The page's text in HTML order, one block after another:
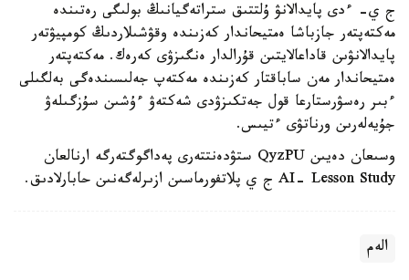
ج ي- ءدى پايدالانۋ ۇلتتىق ستراتەگيانىڭ بولىگى رەتىندە
مەكتەپتەر جازباشا ەمتيحاندار كەزىندە وقۋشىلاردىڭ كومپيۋتەر
پايدالانۋىن قاداعالايتىن قۇرالدار ەنگىزۋى كەرەك. مەكتەپتەر
ەمتيحاندار مەن ساباقتار كەزىندە مەكتەپ جەلىسىندەگى بەلگىلى
ءبىر رەسۋرستارعا قول جەتكىزۋدى شەكتەۋ ءۇشىن سۇزگىلەۋ
جۇيەلەرىن ورناتۋى ءتيىس.
وسىعان دەيىن QyzPU ستۋدەنتتەرى پەداگوگتەرگە ارنالعان
AI- Lesson Study ج ي پلاتفورماسىن ازىرلەگەنىن حابارلادىق.
الەم